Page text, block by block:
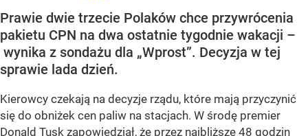
Prawie dwie trzecie Polaków chce przywrócenia
pakietu CPN na dwa ostatnie tygodnie wakacji –
wynika z sondażu dla „Wprost”. Decyzja w tej
sprawie lada dzień.
Kierowcy czekają na decyzje rządu, które mają przyczynić
się do obniżek cen paliw na stacjach. W środę premier
Donald Tusk zapowiedział, że przez najbliższe 48 godzin